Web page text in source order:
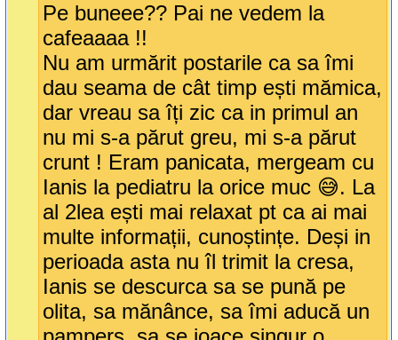
Pe buneee?? Pai ne vedem la
cafeaaaa !!
Nu am urmărit postarile ca sa îmi
dau seama de cât timp ești mămica,
dar vreau sa îți zic ca in primul an
nu mi s-a părut greu, mi s-a părut
crunt ! Eram panicata, mergeam cu
Ianis la pediatru la orice muc 😅. La
al 2lea ești mai relaxat pt ca ai mai
multe informații, cunoștințe. Deși in
perioada asta nu îl trimit la cresa,
Ianis se descurca sa se pună pe
olita, sa mănânce, sa îmi aducă un